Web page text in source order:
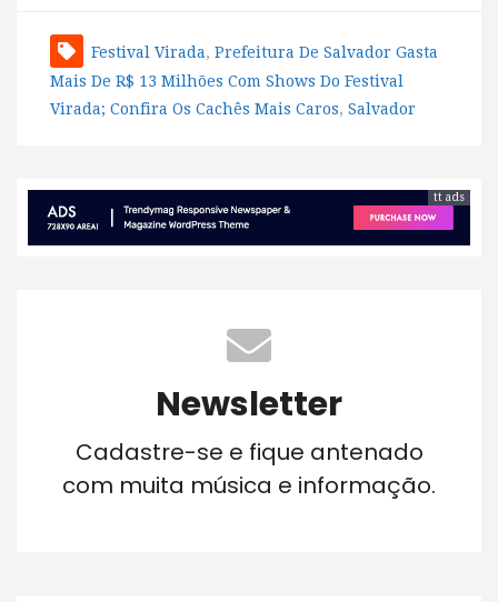
Festival Virada, Prefeitura De Salvador Gasta
Mais De R$ 13 Milhões Com Shows Do Festival
Virada; Confira Os Cachês Mais Caros, Salvador
tt ads
Newsletter
Cadastre-se e fique antenado
com muita música e informação.